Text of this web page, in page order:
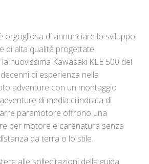
orgogliosa di annunciare lo sviluppo
di alta qualità progettate
nuovissima Kawasaki KLE 500 del
di esperienza nella
adventure con un montaggio
di media cilindrata di
paramotore offrono una
per motore e carenatura senza
da terra o lo stile.
alle sollecitazioni della guida